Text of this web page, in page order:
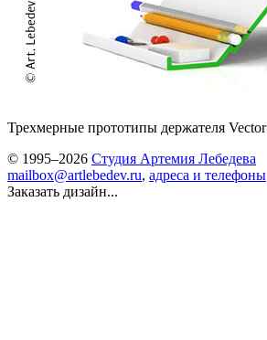
Трехмерные прототипы держателя Vector
© 1995–2026 Студия Артемия Лебедева
mailbox@artlebedev.ru, адреса и телефоны
Заказать дизайн...